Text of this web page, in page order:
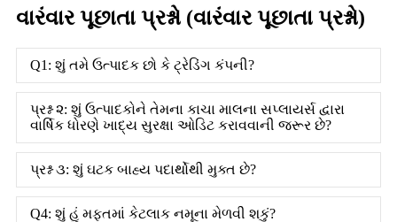
વારંવાર પૂછાતા પ્રશ્નો (વારંવાર પૂછાતા પ્રશ્નો)
Q1: શું તમે ઉત્પાદક છો કે ટ્રેડિંગ કંપની?
પ્રશ્ન ૨: શું ઉત્પાદકોને તેમના કાચા માલના સપ્લાયર્સ દ્વારા
વાર્ષિક ધોરણે ખાદ્ય સુરક્ષા ઓડિટ કરાવવાની જરૂર છે?
પ્રશ્ન ૩: શું ઘટક બાહ્ય પદાર્થોથી મુક્ત છે?
Q4: શું હું મફતમાં કેટલાક નમૂના મેળવી શકું?